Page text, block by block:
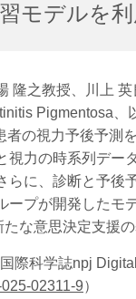
モデルを
隆之教授、川上
Pigmentosa
の視力予後予測
視力の時系列デー
らに、診断と予後
ープが開発したモ
たな意思決定支援
際科学誌npj
02311-9）​​​​​​​